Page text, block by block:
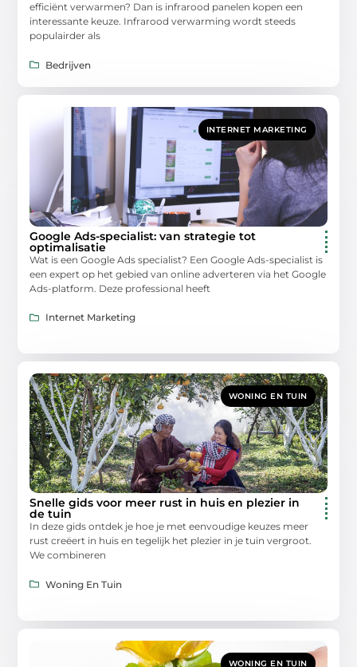
efficiënt verwarmen? Dan is infrarood panelen kopen een
interessante keuze. Infrarood verwarming wordt steeds
populairder als
Bedrijven
INTERNET MARKETING
Google Ads-specialist: van strategie tot
optimalisatie
Wat is een Google Ads specialist? Een Google Ads-specialist is
een expert op het gebied van online adverteren via het Google
Ads-platform. Deze professional heeft
Internet Marketing
WONING EN TUIN
Snelle gids voor meer rust in huis en plezier in
de tuin
In deze gids ontdek je hoe je met eenvoudige keuzes meer
rust creëert in huis en tegelijk het plezier in je tuin vergroot.
We combineren
Woning En Tuin
WONING EN TUIN